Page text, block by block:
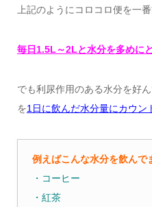
上記のようにコロコロ便を一
毎日1.5L～2Lと水分を多めに
でも利尿作用のある水分を好
を1日に飲んだ水分量にカウン
例えばこんな水分を飲んで
・コーヒー
・紅茶